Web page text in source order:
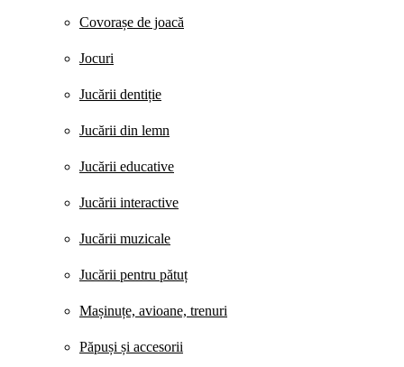
Covorașe de joacă
Jocuri
Jucării dentiție
Jucării din lemn
Jucării educative
Jucării interactive
Jucării muzicale
Jucării pentru pătuț
Mașinuțe, avioane, trenuri
Păpuși și accesorii